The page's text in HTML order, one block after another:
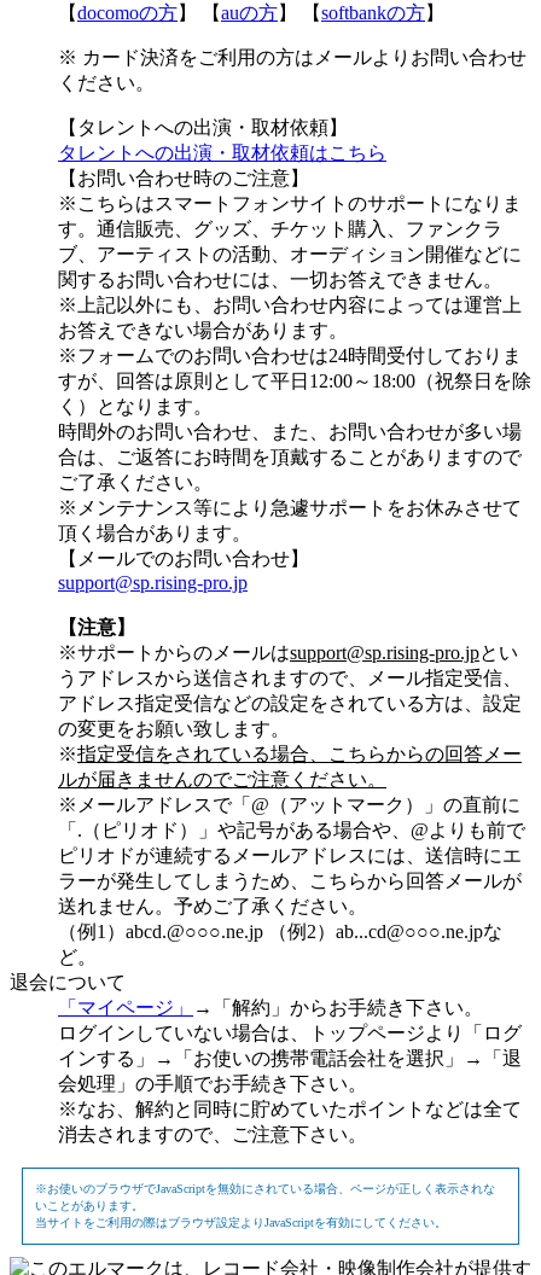
【docomoの方】 【auの方】 【softbankの方】
※ カード決済をご利用の方はメールよりお問い合わせ
ください。
【タレントへの出演・取材依頼】
タレントへの出演・取材依頼はこちら
【お問い合わせ時のご注意】
※こちらはスマートフォンサイトのサポートになりま
す。通信販売、グッズ、チケット購入、ファンクラ
ブ、アーティストの活動、オーディション開催などに
関するお問い合わせには、一切お答えできません。
※上記以外にも、お問い合わせ内容によっては運営上
お答えできない場合があります。
※フォームでのお問い合わせは24時間受付しておりま
すが、
回答は原則として平日12:00～18:00（祝祭日を除
く）
となります。
時間外のお問い合わせ、また、お問い合わせが多い場
合は、ご返答にお時間を頂戴することがありますので
ご了承ください。
※メンテナンス等により急遽サポートをお休みさせて
頂く場合があります。
【メールでのお問い合わせ】
support@sp.rising-pro.jp
【注意】
※サポートからのメールはsupport@sp.rising-pro.jpとい
うアドレスから送信されますので、メール指定受信、
アドレス指定受信などの設定をされている方は、設定
の変更をお願い致します。
※指定受信をされている場合、こちらからの回答メー
ルが届きませんのでご注意ください。
※メールアドレスで「@（アットマーク）」の直前に
「.（ピリオド）」や記号がある場合や、@よりも前で
ピリオドが連続するメールアドレスには、送信時にエ
ラーが発生してしまうため、こちらから回答メールが
送れません。予めご了承ください。
（例1）abcd.@○○○.ne.jp （例2）ab...cd@○○○.ne.jpな
ど。
退会について
「マイページ」
→「解約」からお手続き下さい。
ログインしていない場合は、トップページより「ログ
インする」→「お使いの携帯電話会社を選択」→「退
会処理」の手順でお手続き下さい。
※なお、解約と同時に貯めていたポイントなどは全て
消去されますので、ご注意下さい。
※お使いのブラウザでJavaScriptを無効にされている場合、ページが正しく表示されな
いことがあります。
当サイトをご利用の際はブラウザ設定よりJavaScriptを有効にしてください。